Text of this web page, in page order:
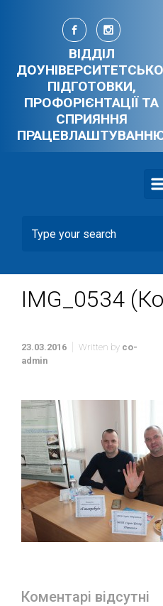
Skip to main content
ВІДДІЛ
ПІДГОТОВКИ,
ПРОФОРІЄНТАЦІЇ ТА
СПРИЯННЯ
IMG_0534
23.03.2016 Written by co-
admin
Коментарі відсутні